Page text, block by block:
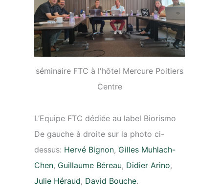
séminaire FTC à l'hôtel Mercure Poitiers
Centre
L’Equipe FTC dédiée au label Biorismo
De gauche à droite sur la photo ci-
dessus: Hervé Bignon, Gilles Muhlach-
Chen, Guillaume Béreau, Didier Arino,
Julie Héraud, David Bouche.